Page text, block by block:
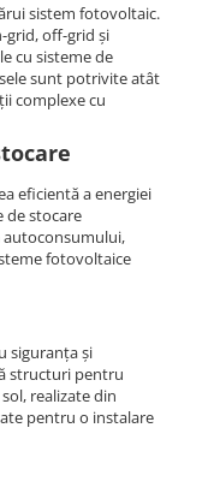
sistem fotovoltaic.
grid, off-grid și
cu sisteme de
sunt potrivite atât
complexe cu
eficientă a energiei
de stocare
autoconsumului,
fotovoltaice
siguranța și
structuri pentru
realizate din
pentru o instalare